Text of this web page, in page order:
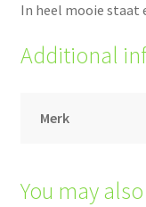
In heel mooie staat
Additional
Merk
You may